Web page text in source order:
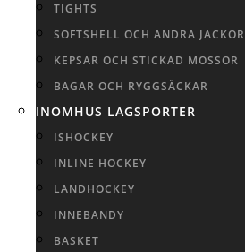
TIGHTS
SOFTSHELL OCH ANDRA JACKOR
KEPSAR OCH STICKAD MÖSSOR
BAGAR OCH RYGGSÄCKAR
INOMHUS LAGSPORTER
ISHOCKEY
INLINE HOCKEY
LANDHOCKEY
INNEBANDY
BASKET